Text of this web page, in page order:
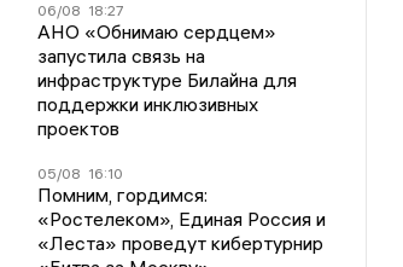
06/08 18:27
АНО «Обнимаю сердцем»
запустила связь на
инфраструктуре Билайна для
поддержки инклюзивных
проектов
05/08 16:10
Помним, гордимся:
«Ростелеком», Единая Россия и
«Леста» проведут кибертурнир